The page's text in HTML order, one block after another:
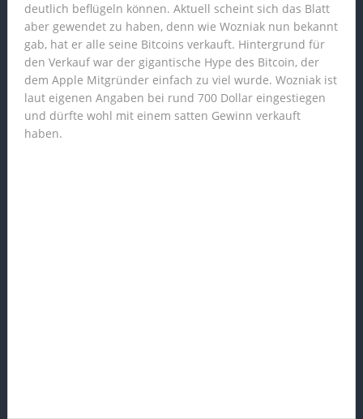
deutlich beflügeln können. Aktuell scheint sich das Blatt
aber gewendet zu haben, denn wie Wozniak nun bekannt
gab, hat er alle seine Bitcoins verkauft. Hintergrund für
den Verkauf war der gigantische Hype des Bitcoin, der
dem Apple Mitgründer einfach zu viel wurde. Wozniak ist
laut eigenen Angaben bei rund 700 Dollar eingestiegen
und dürfte wohl mit einem satten Gewinn verkauft
haben.